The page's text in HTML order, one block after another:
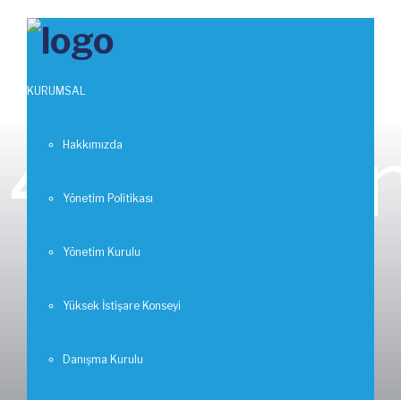
KURUMSAL
Hakkımızda
Yönetim Politikası
Yönetim Kurulu
Yüksek İstişare Konseyi
Danışma Kurulu
Uluslararası Yük Taşımacılığı Irak ve
İran’a Açılan Sınır Kapıları Hk.
4
2020-